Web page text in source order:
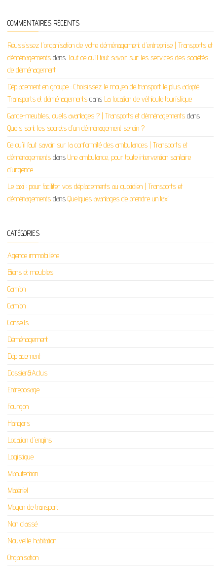
COMMENTAIRES RÉCENTS
Réussissez l'organisation de votre déménagement d'entreprise | Transports et
déménagements dans Tout ce qu’il faut savoir sur les services des sociétés
de déménagement
Déplacement en groupe : Choisissez le moyen de transport le plus adapté |
Transports et déménagements dans La location de véhicule touristique
Garde-meubles, quels avantages ? | Transports et déménagements dans
Quels sont les secrets d’un déménagement serein ?
Ce qu'il faut savoir sur la conformité des ambulances | Transports et
déménagements dans Une ambulance, pour toute intervention sanitaire
d’urgence
Le taxi : pour faciliter vos déplacements au quotidien | Transports et
déménagements dans Quelques avantages de prendre un taxi
CATÉGORIES
Agence immobilière
Biens et meubles
Camion
Camion
Conseils
Déménagement
Déplacement
Dossier&Actus
Entreposage
Fourgon
Hangars
Location d'engins
Logistique
Manutention
Matériel
Moyen de transport
Non classé
Nouvelle habitation
Organisation